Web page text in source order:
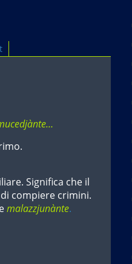
Significa che il
compiere crimini.
malazzjunànte.